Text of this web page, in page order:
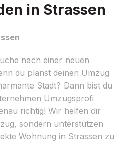
in Strassen
nach einer neuen
du planst deinen Umzug
Stadt? Dann bist du
Umzugsprofi
richtig! Wir helfen dir
sondern unterstützen
Wohnung in Strassen zu